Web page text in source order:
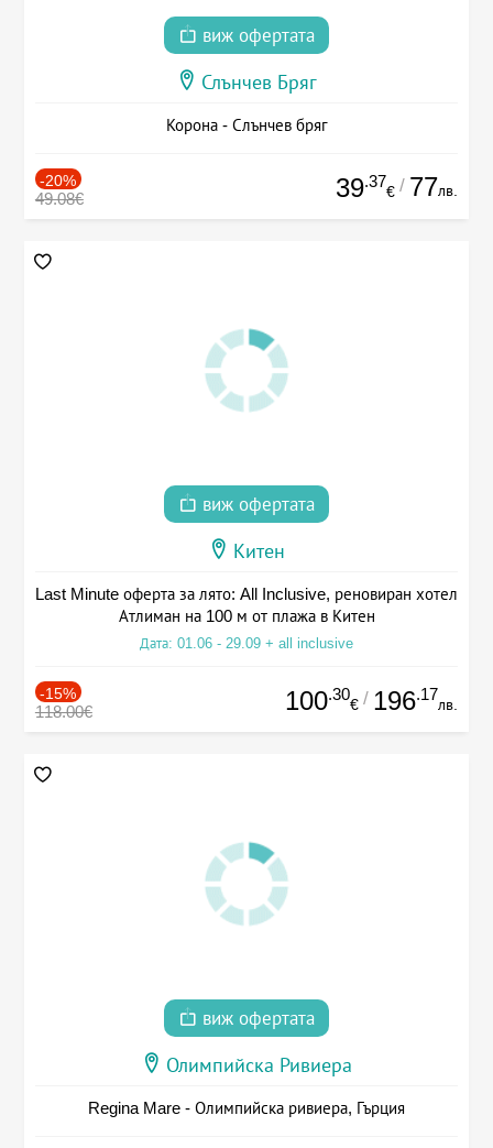
виж офертата
Слънчев Бряг
Корона - Слънчев бряг
-20%
49.08€ 39.37
€ / 77лв.
виж офертата
Китен
Last Minute оферта за лято: All Inclusive, реновиран хотел
Атлиман на 100 м от плажа в Китен
Дата: 01.06 - 29.09 + all inclusive
-15%
118.00€ 100.30
€ / 196.17
лв.
виж офертата
Олимпийска Ривиера
Regina Mare - Олимпийска ривиера, Гърция